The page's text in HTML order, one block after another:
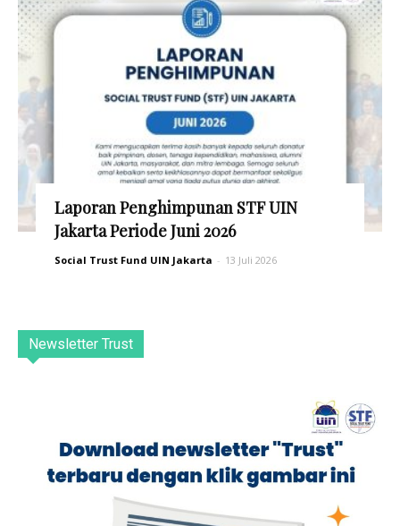
Laporan Penghimpunan STF UIN
Jakarta Periode Juni 2026
Social Trust Fund UIN Jakarta - 13 Juli 2026
Newsletter Trust